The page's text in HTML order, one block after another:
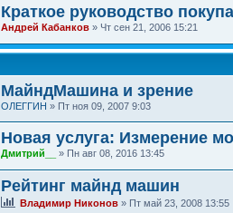
Краткое руководство
Андрей Кабанков » Чт сен 21, 2006 15:21
МайндМашина и зрение
ОЛЕГГИН » Пт ноя 09, 2007 9:03
Новая услуга: Измерение
Дмитрий__ » Пн авг 08, 2016 13:45
Рейтинг майнд машин
Владимир Никонов » Пт май 23, 2008 13:55